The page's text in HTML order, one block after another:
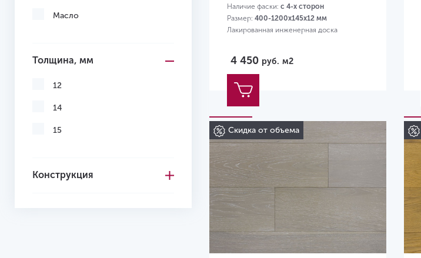
Масло
Толщина, мм
12
14
15
Конструкция
Наличие фаски: с 4-х сторон
Размер: 400-1200х145х12 мм
Лакированная инженерная доска
4 450 руб. м2
Скидка от объема